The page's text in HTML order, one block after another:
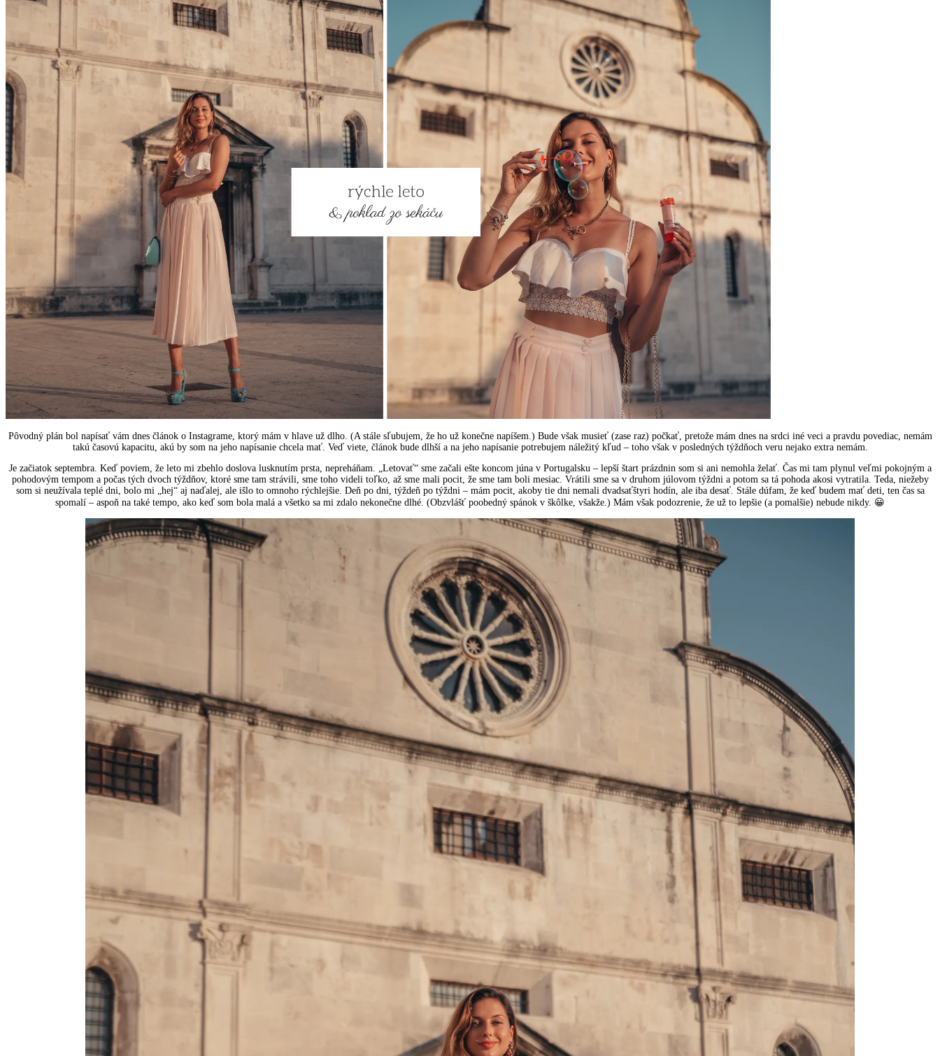
Pôvodný plán bol napísať vám dnes článok o Instagrame, ktorý mám v hlave už dlho. (A stále sľubujem, že ho už konečne napíšem.) Bude však musieť (zase raz) počkať, pretože mám dnes na srdci iné veci a pravdu povediac, nemám
takú časovú kapacitu, akú by som na jeho napísanie chcela mať. Veď viete, článok bude dlhší a na jeho napísanie potrebujem náležitý kľud – toho však v posledných týždňoch veru nejako extra nemám.
Je začiatok septembra. Keď poviem, že leto mi zbehlo doslova lusknutím prsta, nepreháňam. „Letovať“ sme začali ešte koncom júna v Portugalsku – lepší štart prázdnin som si ani nemohla želať. Čas mi tam plynul veľmi pokojným a
pohodovým tempom a počas tých dvoch týždňov, ktoré sme tam strávili, sme toho videli toľko, až sme mali pocit, že sme tam boli mesiac. Vrátili sme sa v druhom júlovom týždni a potom sa tá pohoda akosi vytratila. Teda, niežeby
som si neužívala teplé dni, bolo mi „hej“ aj naďalej, ale išlo to omnoho rýchlejšie. Deň po dni, týždeň po týždni – mám pocit, akoby tie dni nemali dvadsaťštyri hodín, ale iba desať. Stále dúfam, že keď budem mať deti, ten čas sa
spomalí – aspoň na také tempo, ako keď som bola malá a všetko sa mi zdalo nekonečne dlhé. (Obzvlášť poobedný spánok v škôlke, všakže.) Mám však podozrenie, že už to lepšie (a pomalšie) nebude nikdy. 😀